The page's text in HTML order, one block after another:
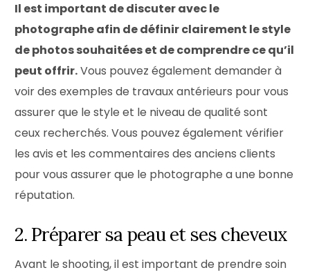
Il est important de discuter avec le
photographe afin de définir clairement le style
de photos souhaitées et de comprendre ce qu’il
peut offrir.Vous pouvez également demander à
voir des exemples de travaux antérieurs pour vous
assurer que le style et le niveau de qualité sont
ceux recherchés. Vous pouvez également vérifier
les avis et les commentaires des anciens clients
pour vous assurer que le photographe a une bonne
réputation.
2. Préparer sa peau et ses cheveux
Avant le shooting, il est important de prendre soin